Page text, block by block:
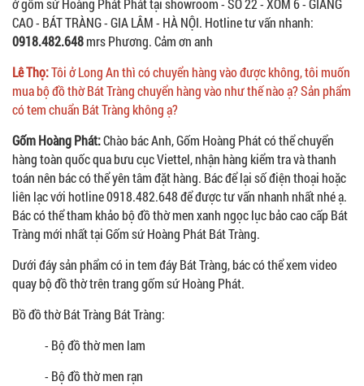
ở gốm sứ Hoàng Phát Phát tại showroom - SỐ 22 - XÓM 6 - GIANG
CAO - BÁT TRÀNG - GIA LÂM - HÀ NỘI. Hotline tư vấn nhanh:
0918.482.648mrs Phương. Cảm ơn anh
Lê Thọ:Tôi ở Long An thì có chuyển hàng vào được không, tôi muốn
mua bộ đồ thờ Bát Tràng chuyển hàng vào như thế nào ạ? Sản phẩm
có tem chuẩn Bát Tràng không ạ?
Gốm Hoàng Phát:Chào bác Anh, Gốm Hoàng Phát có thể chuyển
hàng toàn quốc qua bưu cục Viettel, nhận hàng kiểm tra và thanh
toán nên bác có thể yên tâm đặt hàng. Bác để lại số điện thoại hoặc
liên lạc với hotline 0918.482.648 để được tư vấn nhanh nhất nhé ạ.
Bác có thể tham khảo bộ đồ thờ men xanh ngọc lục bảo cao cấp Bát
Tràng mới nhất tại Gốm sứ Hoàng Phát Bát Tràng.
Dưới đáy sản phẩm có in tem đáy Bát Tràng, bác có thể xem video
quay bộ đồ thờ trên trang gốm sứ Hoàng Phát.
Bồ đồ thờ Bát Tràng Bát Tràng:
- Bộ đồ thờ men lam
- Bộ đồ thờ men rạn